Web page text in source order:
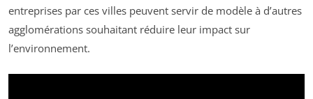
entreprises par ces villes peuvent servir de modèle à d’autres
agglomérations souhaitant réduire leur impact sur
l’environnement.